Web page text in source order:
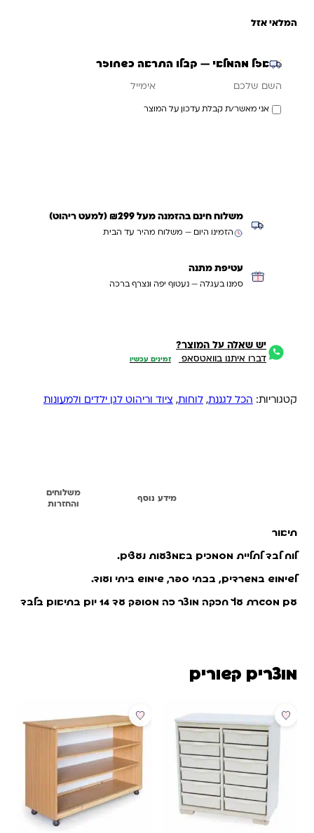
המלאי אזל
אזל מהמלאי — קבלו התראה כשחוזר
אני מאשר/ת קבלת עדכון על המוצר
משלוח חינם בהזמנה מעל ₪299 (למעט ריהוט)
הזמינו היום — משלוח מהיר עד הבית
עטיפת מתנה
סמנו בעגלה — נעטוף יפה ונצרף ברכה
יש שאלה על המוצר?
דברו איתנו בוואטסאפ זמינים עכשיו
קטגוריות: הכל לגננת, לוחות, ציוד וריהוט לגן ילדים ולמעונות
מידע נוסף
משלוחים
והחזרות
תיאור
לוח לבד לתליית מסמכים באמצעות נעצים.
לשימוש במשרדים, בבתי ספר, שימוש ביתי ועוד.
עם מסגרת עץ חזקה מוצר זה מסופק עד 14 יום בתיאום בלבד
מוצרים קשורים
מבצע